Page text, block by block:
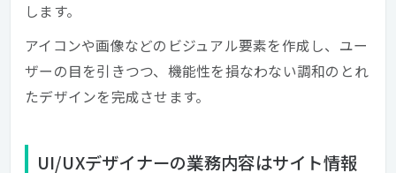
します。
アイコンや画像などのビジュアル要素を作成し、ユー
ザーの目を引きつつ、機能性を損なわない調和のとれ
たデザインを完成させます。
UI/UXデザイナーの業務内容はサイト情報